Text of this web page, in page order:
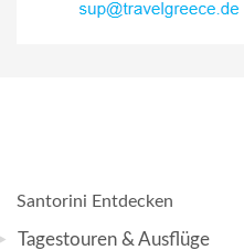
Santorini Entdecken
Tagestouren & Ausflüge